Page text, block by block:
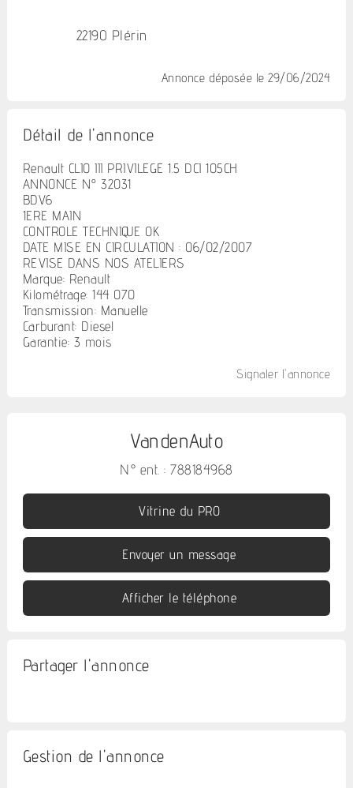
22190 Plérin
Annonce déposée le 29/06/2024
Détail de l'annonce
Renault CLIO III PRIVILEGE 1.5 DCI 105CH
ANNONCE N° 32031
BDV6
1ERE MAIN
CONTROLE TECHNIQUE OK
DATE MISE EN CIRCULATION : 06/02/2007
REVISE DANS NOS ATELIERS
Marque: Renault
Kilométrage: 144 070
Transmission: Manuelle
Carburant: Diesel
Garantie: 3 mois
Signaler l'annonce
VandenAuto
N° ent. : 788184968
Vitrine du PRO
Envoyer un message
Afficher le téléphone
Partager l'annonce
Gestion de l'annonce